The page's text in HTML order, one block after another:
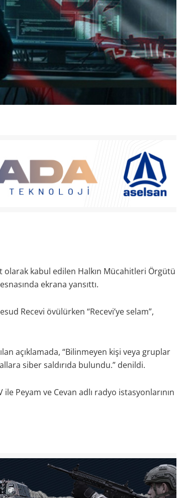
olarak kabul edilen Halkın Mücahitleri Örgütü
ekrana yansıttı.
Recevi övülürken “Recevi’ye selam”,
açıklamada, “Bilinmeyen kişi veya gruplar
siber saldırıda bulundu.” denildi.
ile Peyam ve Cevan adlı radyo istasyonlarının